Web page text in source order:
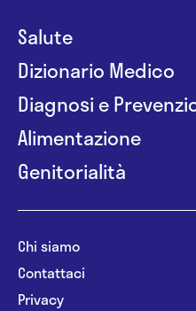
Salute
Dizionario Medico
Diagnosi e
Alimentazione
Genitorialità
Chi siamo
Contattaci
Privacy